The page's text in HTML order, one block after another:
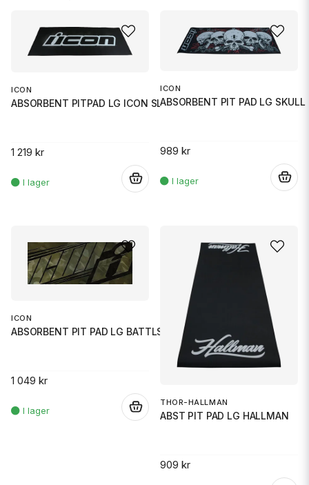
ICON
ABSORBENT PITPAD LG ICON SLANT
1 219 kr
ICON
ABSORBENT PIT PAD LG SKULL
989 kr
ICON
ABSORBENT PIT PAD LG BATTLSCAR
1 049 kr
THOR-HALLMAN
ABST PIT PAD LG HALLMAN
909 kr